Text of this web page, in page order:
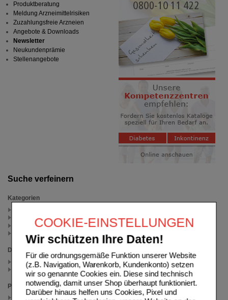
COOKIE-EINSTELLUNGEN
Wir schützen Ihre Daten!
Für die ordnungsgemäße Funktion unserer Website
(z.B. Navigation, Warenkorb, Kundenkonto) setzen
wir so genannte Cookies ein. Diese sind technisch
notwendig, damit unser Shop überhaupt funktioniert.
Darüber hinaus helfen uns Cookies, Pixel und
Suche verfeinern
Kategorien
Körperöl, Lotion und Creme (1)
Geschenkideen (1)
Darreichungsform
Creme (1)
Lotion (2)
Packungsgröße
200 ml
Produktberatung
Meldung Arzneimittelrisiken
Zuzahlungsfreie Arzneien
Angebote & Downloads
Newsletter
Neukundenprämie
Stellenangebote